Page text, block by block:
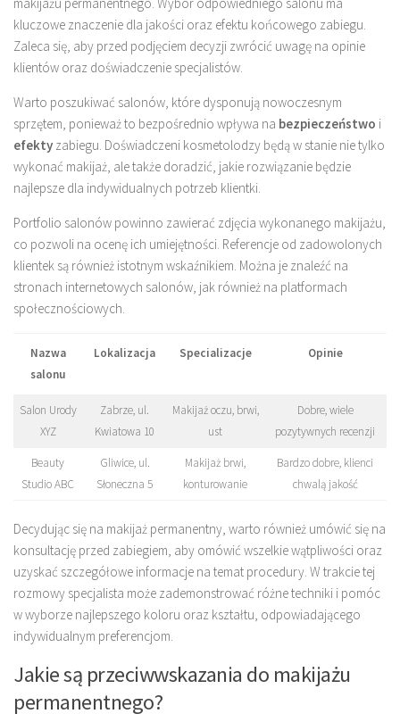
kluczowe znaczenie dla jakości oraz efektu końcowego zabiegu.
Zaleca się, aby przed podjęciem decyzji zwrócić uwagę na opinie
klientów oraz doświadczenie specjalistów.
Warto poszukiwać salonów, które dysponują nowoczesnym
sprzętem, ponieważ to bezpośrednio wpływa na bezpieczeństwo i
efekty zabiegu. Doświadczeni kosmetolodzy będą w stanie nie tylko
wykonać makijaż, ale także doradzić, jakie rozwiązanie będzie
najlepsze dla indywidualnych potrzeb klientki.
Portfolio salonów powinno zawierać zdjęcia wykonanego makijażu,
co pozwoli na ocenę ich umiejętności. Referencje od zadowolonych
klientek są również istotnym wskaźnikiem. Można je znaleźć na
stronach internetowych salonów, jak również na platformach
społecznościowych.
Nazwa
salonu
Lokalizacja Specializacje Opinie
Salon Urody
XYZ
Zabrze, ul.
Kwiatowa 10
Makijaż oczu, brwi,
ust
Dobre, wiele
pozytywnych recenzji
Beauty
Studio ABC
Gliwice, ul.
Słoneczna 5
Makijaż brwi,
konturowanie
Bardzo dobre, klienci
chwalą jakość
Decydując się na makijaż permanentny, warto również umówić się na
konsultację przed zabiegiem, aby omówić wszelkie wątpliwości oraz
uzyskać szczegółowe informacje na temat procedury. W trakcie tej
rozmowy specjalista może zademonstrować różne techniki i pomóc
w wyborze najlepszego koloru oraz kształtu, odpowiadającego
indywidualnym preferencjom.
Jakie są przeciwwskazania do makijażu
permanentnego?